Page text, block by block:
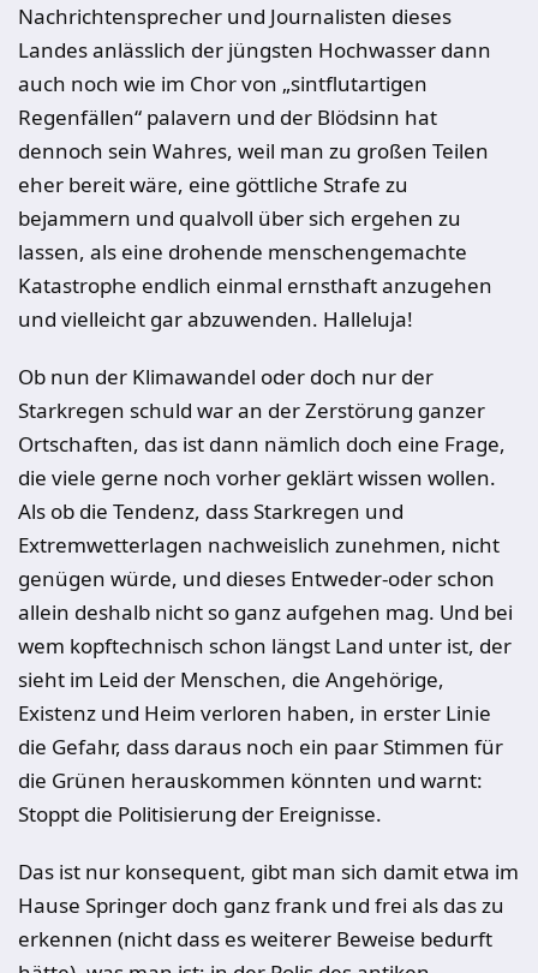
Nachrichtensprecher und Journalisten dieses
Landes anlässlich der jüngsten Hochwasser dann
auch noch wie im Chor von „sintflutartigen
Regenfällen“ palavern und der Blödsinn hat
dennoch sein Wahres, weil man zu großen Teilen
eher bereit wäre, eine göttliche Strafe zu
bejammern und qualvoll über sich ergehen zu
lassen, als eine drohende menschengemachte
Katastrophe endlich einmal ernsthaft anzugehen
und vielleicht gar abzuwenden. Halleluja!
Ob nun der Klimawandel oder doch nur der
Starkregen schuld war an der Zerstörung ganzer
Ortschaften, das ist dann nämlich doch eine Frage,
die viele gerne noch vorher geklärt wissen wollen.
Als ob die Tendenz, dass Starkregen und
Extremwetterlagen nachweislich zunehmen, nicht
genügen würde, und dieses Entweder-oder schon
allein deshalb nicht so ganz aufgehen mag. Und bei
wem kopftechnisch schon längst Land unter ist, der
sieht im Leid der Menschen, die Angehörige,
Existenz und Heim verloren haben, in erster Linie
die Gefahr, dass daraus noch ein paar Stimmen für
die Grünen herauskommen könnten und warnt:
Stoppt die Politisierung der Ereignisse.
Das ist nur konsequent, gibt man sich damit etwa im
Hause Springer doch ganz frank und frei als das zu
erkennen (nicht dass es weiterer Beweise bedurft